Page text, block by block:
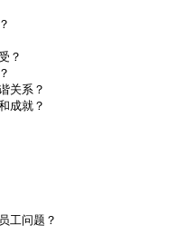
？
系？
就？
问题？